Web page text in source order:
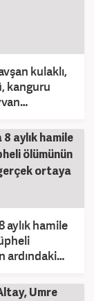
kulaklı,
kanguru
aylık hamile
ardındaki